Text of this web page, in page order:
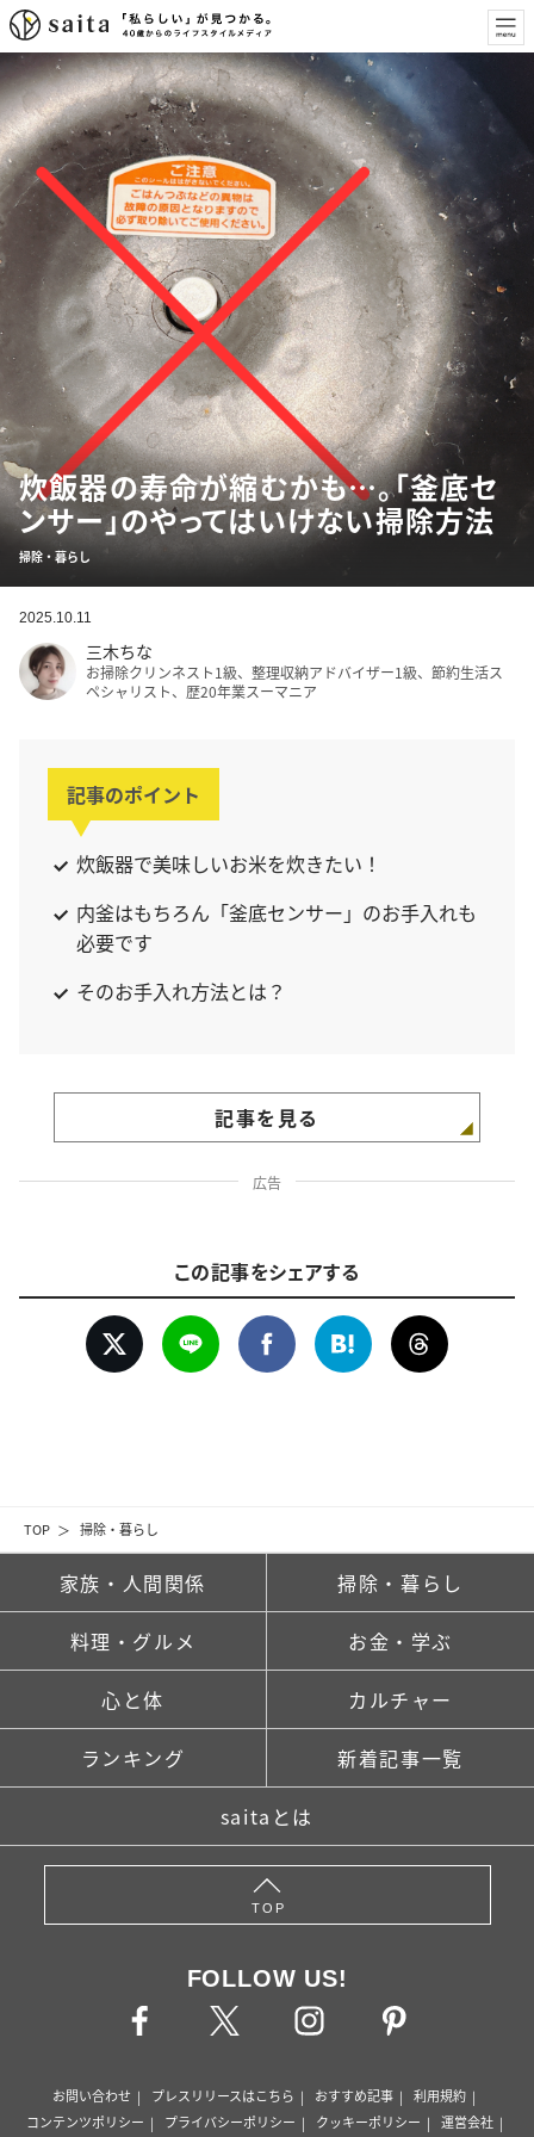
TOP 掃除・暮らし
炊飯器の寿命が縮むかも…。「釜底セ
ンサー」のやってはいけない掃除方法
掃除・暮らし
2025.10.11
三木ちな
お掃除クリンネスト1級、整理収納アドバイザー1級、節約生活ス
ペシャリスト、歴20年業スーマニア
記事のポイント
炊飯器で美味しいお米を炊きたい！
内釜はもちろん「釜底センサー」のお手入れも
必要です
そのお手入れ方法とは？
記事を見る
広告
この記事をシェアする
家族・人間関係 掃除・暮らし
料理・グルメ お金・学ぶ
心と体 カルチャー
ランキング 新着記事一覧
saitaとは
TOP
FOLLOW US!
お問い合わせ プレスリリースはこちら おすすめ記事
利用規約
コンテンツポリシー
プライバシーポリシー クッキーポリシー 運営会社